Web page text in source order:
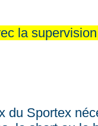
la
du Sportex